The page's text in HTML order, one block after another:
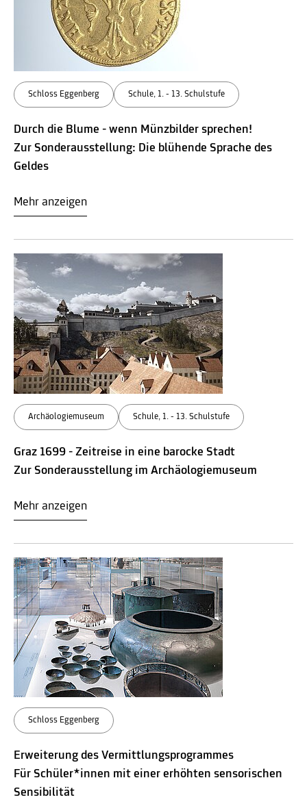
Schloss Eggenberg Schule, 1. - 13. Schulstufe
Durch die Blume - wenn Münzbilder sprechen!
Zur Sonderausstellung: Die blühende Sprache des
Geldes
Mehr anzeigen
Archäologiemuseum Schule, 1. - 13. Schulstufe
Graz 1699 - Zeitreise in eine barocke Stadt
Zur Sonderausstellung im Archäologiemuseum
Mehr anzeigen
Schloss Eggenberg
Erweiterung des Vermittlungsprogrammes
Für Schüler*innen mit einer erhöhten sensorischen
Sensibilität